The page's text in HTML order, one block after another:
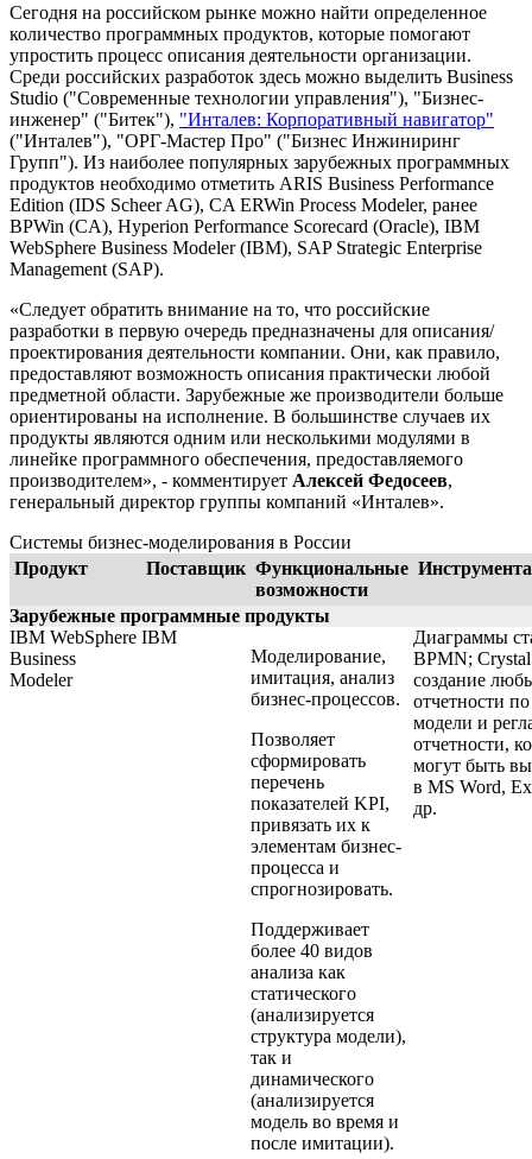
Сегодня на российском рынке можно найти определенное
количество программных продуктов, которые помогают
упростить процесс описания деятельности организации.
Среди российских разработок здесь можно выделить Business
Studio ("Современные технологии управления"), "Бизнес-
инженер" ("Битек"), "Инталев: Корпоративный навигатор"
("Инталев"), "ОРГ-Мастер Про" ("Бизнес Инжиниринг
Групп"). Из наиболее популярных зарубежных программных
продуктов необходимо отметить ARIS Business Performance
Edition (IDS Scheer AG), CA ERWin Process Modeler, ранее
BPWin (CA), Hyperion Performance Scorecard (Oracle), IBM
WebSphere Business Modeler (IBM), SAP Strategic Enterprise
Management (SAP).
«Следует обратить внимание на то, что российские
разработки в первую очередь предназначены для описания/
проектирования деятельности компании. Они, как правило,
предоставляют возможность описания практически любой
предметной области. Зарубежные же производители больше
ориентированы на исполнение. В большинстве случаев их
продукты являются одним или несколькими модулями в
линейке программного обеспечения, предоставляемого
производителем», - комментирует Алексей Федосеев,
генеральный директор группы компаний «Инталев».
Системы бизнес-моделирования в России
Продукт
Поставщик Функциональные
возможности
Зарубежные программные продукты
IBM WebSphere
Business
Modeler
IBM
Моделирование,
имитация, анализ
бизнес-процессов.
Позволяет
сформировать
перечень
показателей KPI,
привязать их к
элементам бизнес-
процесса и
спрогнозировать.
Поддерживает
более 40 видов
анализа как
статического
(анализируется
структура модели),
так и
динамического
(анализируется
модель во время и
после имитации).
Диаграммы
BPMN;
создание
отчетности
модели и
отчетности,
могут быть
в MS Word,
др.